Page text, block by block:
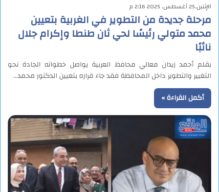
الإثنين,25 أغسطس, 2025 2:16 م
مرحلة جديدة من التطوير في الغربية بتعيين
محمد متولي رئيسًا لحي ثان طنطا وإكرام جلال
نائبًا
بقلم أحمد زيدان معالي محافظ العربية يواصل خطواته الجادة نحو
التغيير والتطوير داخل المحافظة فقد جاء قراره بتعيين الدكتور محمد…
أكمل القراءة »